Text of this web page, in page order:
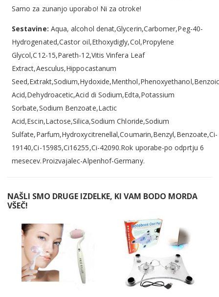
Samo za zunanjo uporabo! Ni za otroke!
Sestavine: Aqua, alcohol denat,Glycerin,Carbomer,Peg-40-
Hydrogenated,Castor oil,Ethoxydigly,Col,Propylene
Glycol,C12-15,Pareth-12,Vitis Vinfera Leaf
Extract,Aesculus,Hippocastanum
Acid,Dehydroacetic,Acid di Sodium,Edta,Potassium
Sorbate,Sodium Benzoate,Lactic
Acid,Escin,Lactose,Silica,Sodium Chloride,Sodium
Sulfate,Parfum,Hydroxycitrenellal,Coumarin,Benzyl,Benzoate,Ci-
19140,Ci-15985,Ci16255,Ci-42090.Rok uporabe-po odprtju 6
mesecev.Proizvajalec-Alpenhof-Germany.
NAŠLI SMO DRUGE IZDELKE, KI VAM BODO MORDA
VŠEČ!